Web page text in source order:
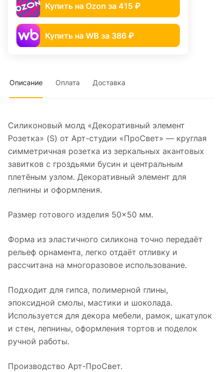
Купить на Ozon за 415 ₽
Купить на WB за 386 ₽
Описание Оплата Доставка
Силиконовый молд «Декоративный элемент
Розетка» (S) от Арт-студии «ПроСвет» — круглая
симметричная розетка из зеркальных акантовых
завитков с гроздьями бусин и центральным
плетёным узлом. Декоративный элемент для
лепнины и оформления.
Размер готового изделия 50×50 мм.
Форма из эластичного силикона точно передаёт
рельеф орнамента, легко отдаёт отливку и
рассчитана на многоразовое использование.
Подходит для гипса, полимерной глины,
эпоксидной смолы, мастики и шоколада.
Используется для декора мебели, рамок, шкатулок
и стен, лепнины, оформления тортов и поделок
ручной работы.
Производство Арт-ПроСвет.